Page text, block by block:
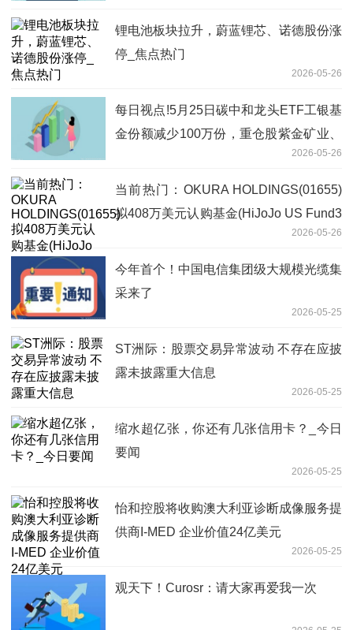
锂电池板块拉升，蔚蓝锂芯、诺德股份涨
停_焦点热门
2026-05-26
每日视点!5月25日碳中和龙头ETF工银基
金份额减少100万份，重仓股紫金矿业、
2026-05-26
当前热门：OKURA HOLDINGS(01655)
拟408万美元认购基金(HiJoJo US Fund3
2026-05-26
今年首个！中国电信集团级大规模光缆集
采来了
2026-05-25
ST洲际：股票交易异常波动 不存在应披
露未披露重大信息
2026-05-25
缩水超亿张，你还有几张信用卡？_今日
要闻
2026-05-25
怡和控股将收购澳大利亚诊断成像服务提
供商I-MED 企业价值24亿美元
2026-05-25
观天下！Curosr：请大家再爱我一次